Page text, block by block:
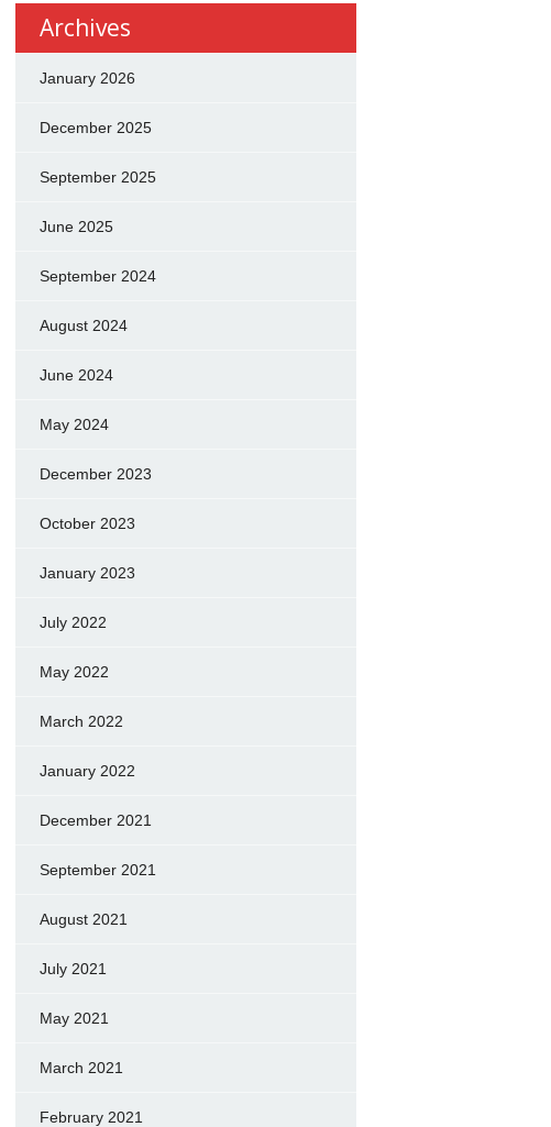
Archives
January 2026
December 2025
September 2025
June 2025
September 2024
August 2024
June 2024
May 2024
December 2023
October 2023
January 2023
July 2022
May 2022
March 2022
January 2022
December 2021
September 2021
August 2021
July 2021
May 2021
March 2021
February 2021